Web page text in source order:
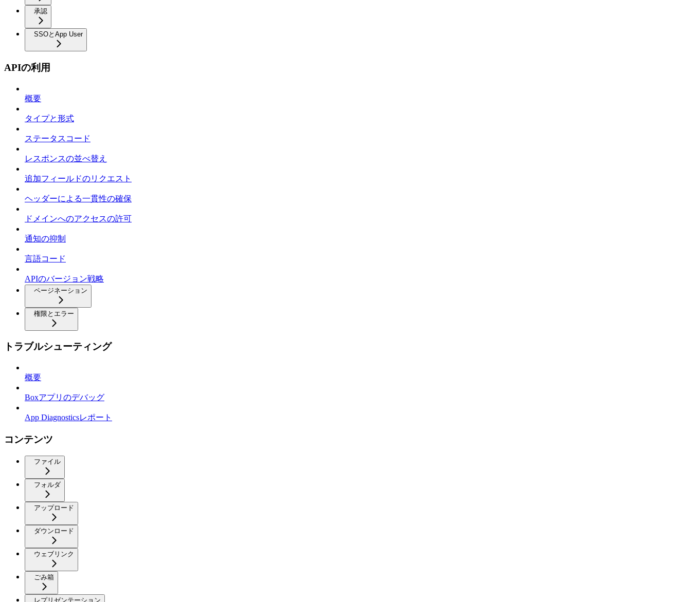
承認
SSOとApp User
APIの利用
概要
タイプと形式
ステータスコード
レスポンスの並べ替え
追加フィールドのリクエスト
ヘッダーによる一貫性の確保
ドメインへのアクセスの許可
通知の抑制
言語コード
APIのバージョン戦略
ページネーション
権限とエラー
トラブルシューティング
概要
Boxアプリのデバッグ
App Diagnosticsレポート
コンテンツ
ファイル
フォルダ
アップロード
ダウンロード
ウェブリンク
ごみ箱
レプリゼンテーション